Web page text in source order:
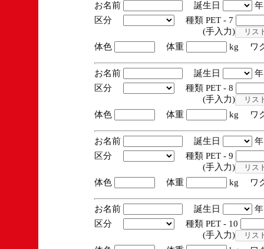
お名前 誕生日
区分
種類 PET - 7
(手入力)
体色
体重 kg ワ
お名前 誕生日
区分
種類 PET - 8
(手入力)
体色
体重 kg ワ
お名前 誕生日
区分
種類 PET - 9
(手入力)
体色
体重 kg ワ
お名前 誕生日
区分
種類 PET - 10
(手入力)